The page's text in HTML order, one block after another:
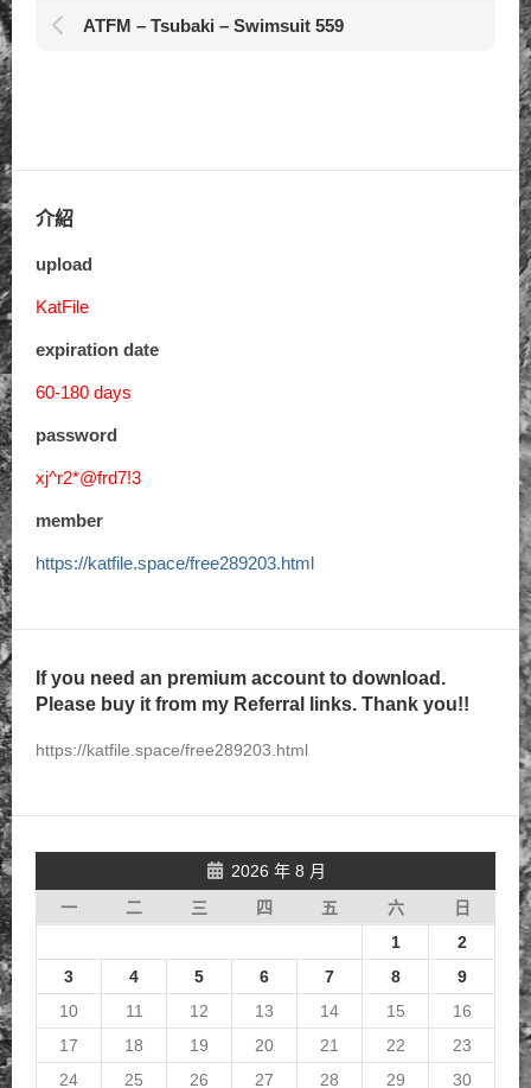
ATFM – Tsubaki – Swimsuit 559
介紹
upload
KatFile
expiration date
60-180 days
password
xj^r2*@frd7!3
member
https://katfile.space/free289203.html
If you need an premium account to download.
Please buy it from my Referral links. Thank you!!
https://katfile.space/free289203.html
2026 年 8 月
一
二 三 四 五 六
日
1
2
3
4 5 6 7 8
9
10
11 12 13 14 15
16
17
18 19 20 21 22
23
24
25 26 27 28 29
30